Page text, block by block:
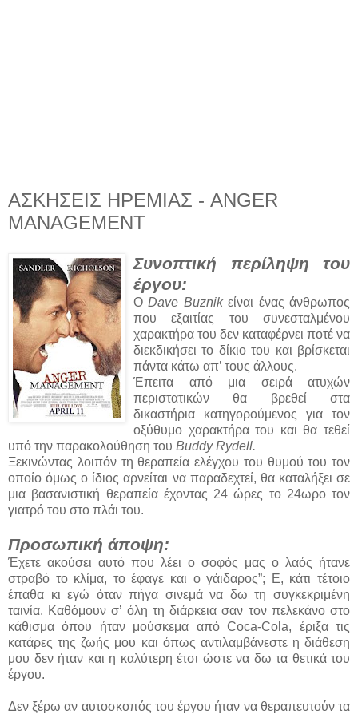
ΑΣΚΗΣΕΙΣ ΗΡΕΜΙΑΣ - ANGER
MANAGEMENT
Συνοπτική περίληψη του
έργου:
ΟDave Buznikείναι ένας άνθρωπος
που εξαιτίας του συνεσταλμένου
χαρακτήρα του δεν καταφέρνει ποτέ να
διεκδικήσει το δίκιο του και βρίσκεται
πάντα κάτω απ’ τους άλλους.
Έπειτα από μια σειρά ατυχών
περιστατικών θα βρεθεί στα
δικαστήρια κατηγορούμενος για τον
οξύθυμο χαρακτήρα του και θα τεθεί
υπό την παρακολούθηση του Buddy Rydell.
Ξεκινώντας λοιπόν τη θεραπεία ελέγχου του θυμού του τον
οποίο όμως ο ίδιος αρνείται να παραδεχτεί, θα καταλήξει σε
μια βασανιστική θεραπεία έχοντας 24 ώρες το 24ωρο τον
γιατρό του στο πλάι του.
Προσωπική άποψη:
Έχετε ακούσει αυτό που λέει ο σοφός μας ο λαός ήτανε
στραβό το κλίμα, το έφαγε και ο γάιδαρος”; Ε, κάτι τέτοιο
έπαθα κι εγώ όταν πήγα σινεμά να δω τη συγκεκριμένη
ταινία. Καθόμουν σ’ όλη τη διάρκεια σαν τον πελεκάνο στο
κάθισμα όπου ήταν μούσκεμα από Coca-Cola, έριξα τις
κατάρες της ζωής μου και όπως αντιλαμβάνεστε η διάθεση
μου δεν ήταν και η καλύτερη έτσι ώστε να δω τα θετικά του
έργου.
Δεν ξέρω αν αυτοσκοπός του έργου ήταν να θεραπευτούν τα